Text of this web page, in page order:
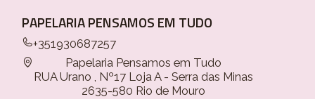
PAPELARIA PENSAMOS EM TUDO
+351930687257
Papelaria Pensamos em Tudo
RUA Urano , Nº17 Loja A - Serra das Minas
2635-580 Rio de Mouro